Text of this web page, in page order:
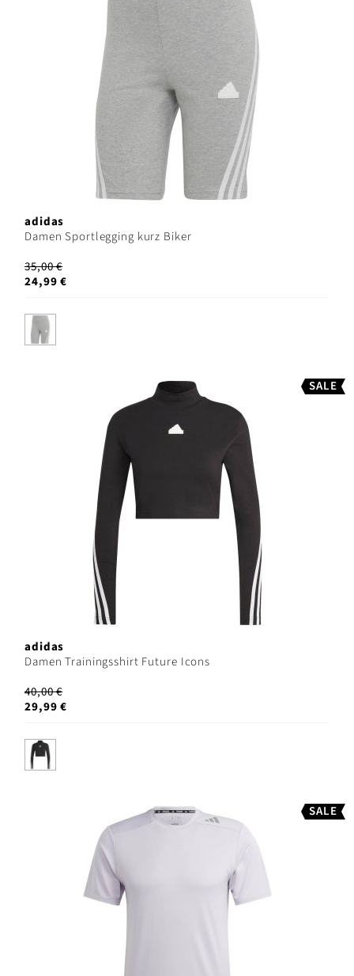
adidas
Damen Sportlegging kurz Biker
35,00 €
24,99 €
SALE
adidas
Damen Trainingsshirt Future Icons
40,00 €
29,99 €
SALE